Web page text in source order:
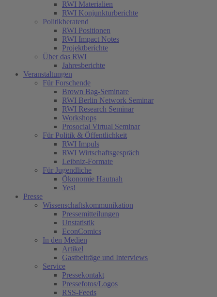
RWI Materialien
RWI Konjunkturberichte
Politikberatend
RWI Positionen
RWI Impact Notes
Projektberichte
Über das RWI
Jahresberichte
Veranstaltungen
Für Forschende
Brown Bag-Seminare
RWI Berlin Network Seminar
RWI Research Seminar
Workshops
Prosocial Virtual Seminar
Für Politik & Öffentlichkeit
RWI Impuls
RWI Wirtschaftsgespräch
Leibniz-Formate
Für Jugendliche
Ökonomie Hautnah
Yes!
Presse
Wissenschaftskommunikation
Pressemitteilungen
Unstatistik
EconComics
In den Medien
Artikel
Gastbeiträge und Interviews
Service
Pressekontakt
Pressefotos/Logos
RSS-Feeds